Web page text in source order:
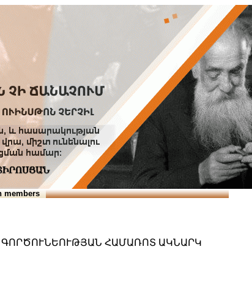
Տուն Օգնություն ՆԱԽԱՊԱՏՎՈՒԹՅՈՒՆՆԵՐ
members
ՀԱՄԱՌՈՏ ԱԿՆԱՐԿ